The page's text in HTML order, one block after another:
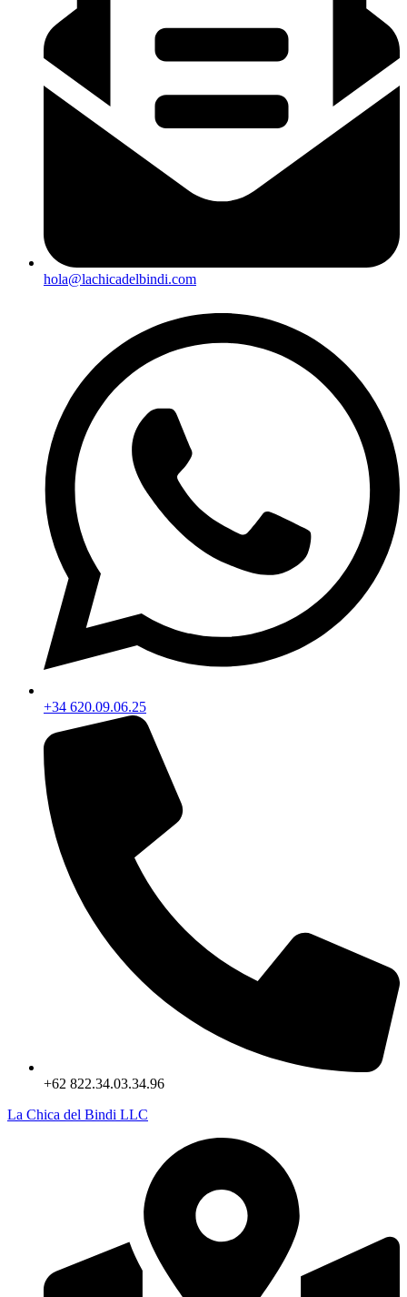
hola@lachicadelbindi.com
+34 620.09.06.25
+62 822.34.03.34.96
La Chica del Bindi LLC